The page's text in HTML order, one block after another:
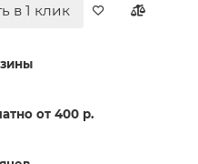
в 1 клик
от 400 р.